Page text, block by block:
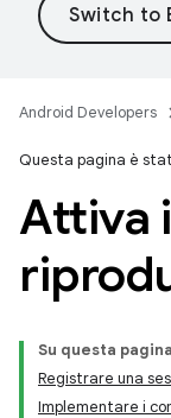
Android Developers
Questa pagina è
Attiva
Su questa pagina
Registrare una
Implementare i